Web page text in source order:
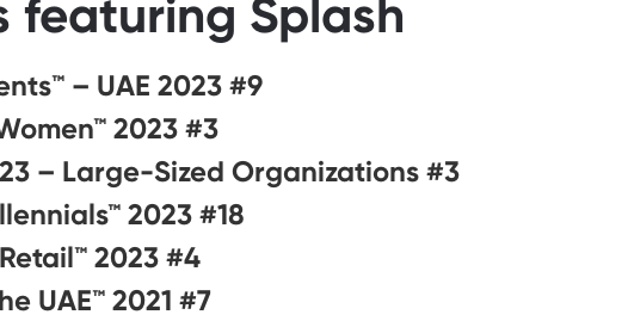
featuring Splash
#9 on Best Workplaces for Parents™️ – UAE 2023
#3 on Best Workplaces for Women™ 2023
#3 on Best Workplaces in the Middle East™ 2023 – Large-Sized Organizations
#18 on Best Workplaces for Millennials™ 2023
#4 on Best Workplaces in Retail™ 2023
#7 on Best Workplaces in the UAE™ 2021